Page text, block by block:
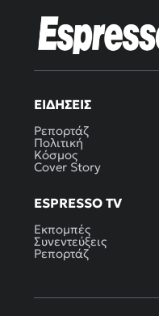
ΕΙΔΉΣΕΙΣ
Ρεπορτάζ
Πολιτική
Κόσμος
Cover Story
ESPRESSO TV
Εκπομπές
Συνεντεύξεις
Ρεπορτάζ